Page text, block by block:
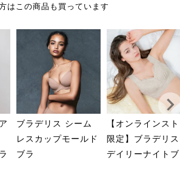
はこの商品も買っています
ブラデリス シーム
レスカップモールド
ブラ
【オンラインス
限定】ブラデリス
デイリーナイト